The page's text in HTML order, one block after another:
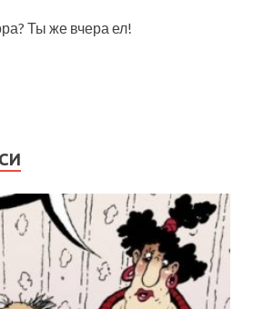
Ты же вчера ел!